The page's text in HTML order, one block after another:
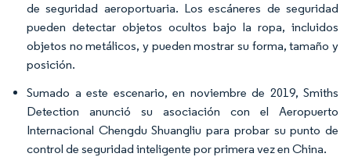
de seguridad aeroportuaria. Los escáneres de seguridad
pueden detectar objetos ocultos bajo la ropa, incluidos
objetos no metálicos, y pueden mostrar su forma, tamaño y
posición.
Sumado a este escenario, en noviembre de 2019, Smiths
Detection anunció su asociación con el Aeropuerto
Internacional Chengdu Shuangliu para probar su punto de
control de seguridad inteligente por primera vez en China.